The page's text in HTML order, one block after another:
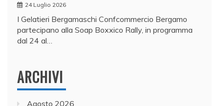
24 Luglio 2026
I Gelatieri Bergamaschi Confcommercio Bergamo
partecipano alla Soap Boxxico Rally, in programma
dal 24 al…
ARCHIVI
Agosto 2026